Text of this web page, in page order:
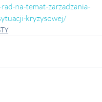
na-temat-zarzadzania-
kryzysowej/